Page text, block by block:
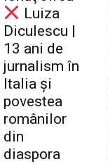
Luiza
Diculescu |
13 ani de
jurnalism în
Italia și
povestea
românilor
din
diaspora